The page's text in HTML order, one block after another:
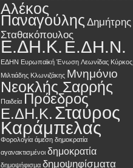
Αλέκος
Παναγούλης Δημήτρης
Σταθακόπουλος
Ε.ΔΗ.Κ. Ε.ΔΗ.Ν.
ΕΔΗΝ Ευρωπαϊκή Ένωση Λεωνίδας Κύρκος
Μιλτιάδης Κλωνιζάκης Μνημόνιο
Νεοκλής Σαρρής
Παιδεία Πρόεδρος
Ε.ΔΗ.Κ. Σταύρος
Καράμπελας
Φορολογία άμεση δημοκρατία
αγανακτισμένοι δημοκρατία
δημοψήφισμα δημοψηφίσματα